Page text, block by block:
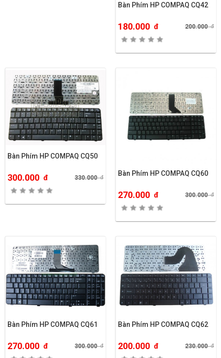
Bàn Phím HP COMPAQ CQ42
180.000 đ 200.000đ
Bàn Phím HP COMPAQ CQ50
300.000 đ 330.000đ
Bàn Phím HP COMPAQ CQ60
270.000 đ 300.000đ
Bàn Phím HP COMPAQ CQ61
270.000 đ 300.000đ
Bàn Phím HP COMPAQ CQ62
200.000 đ 230.000đ